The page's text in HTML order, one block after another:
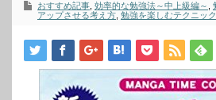
おすすめ記事 効率的な勉強法～中上級編～
アップさせる考え方 勉強を楽しむテクニック